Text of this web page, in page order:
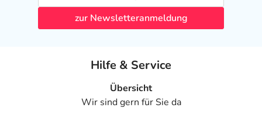
zur Newsletteranmeldung
Hilfe & Service
Übersicht
Wir sind gern für Sie da